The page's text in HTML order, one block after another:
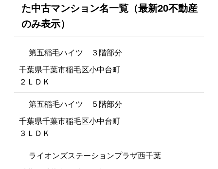
た中古マンション名一覧（最新20不動産
のみ表示）
第五稲毛ハイツ ３階部分
千葉県千葉市稲毛区小中台町
２ＬＤＫ
第五稲毛ハイツ ５階部分
千葉県千葉市稲毛区小中台町
３ＬＤＫ
ライオンズステーションプラザ西千葉